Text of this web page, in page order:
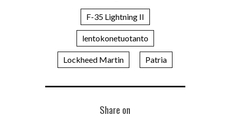
F-35 Lightning II
lentokonetuotanto
Lockheed Martin Patria
Share on